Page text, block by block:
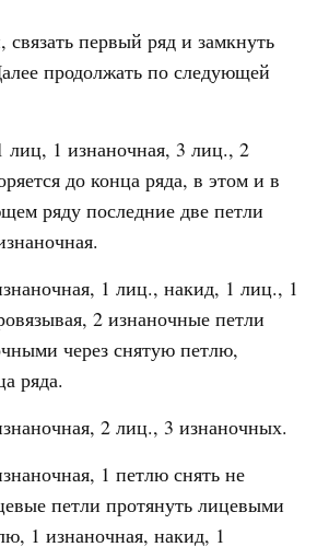
первый ряд и замкнуть
продолжать по следующей
лиц, 1 изнаночная, 3 лиц., 2
до конца ряда, в этом и в
ряду последние две петли
1 лиц., накид, 1 лиц., 1
2 изнаночные петли
через снятую петлю,
ряда.
2 лиц., 3 изнаночных.
1 петлю снять не
петли протянуть лицевыми
1 изнаночная, накид, 1